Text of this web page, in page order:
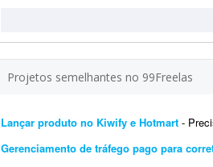
Projetos semelhantes no 99Freelas
Lançar produto no Kiwify e Hotmart -
Gerenciamento de tráfego pago para